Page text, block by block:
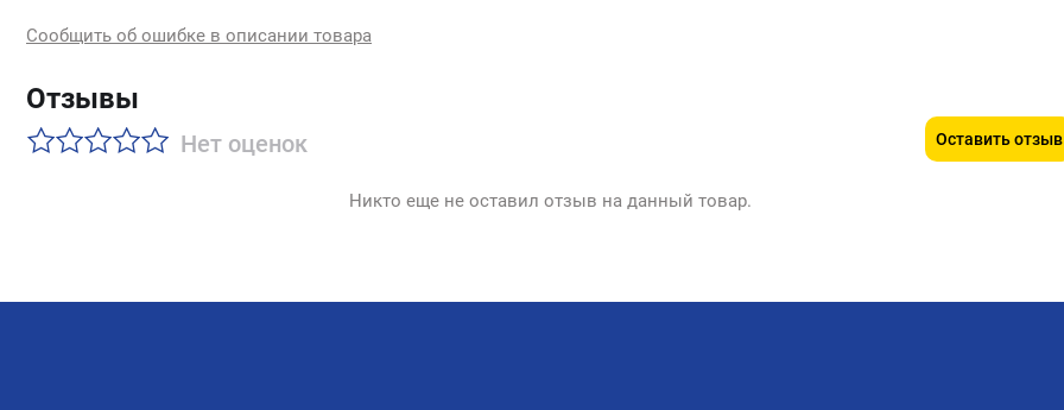
Сообщить об ошибке в описании товара
Отзывы
Нет оценок Оставить отзыв
Никто еще не оставил отзыв на данный товар.